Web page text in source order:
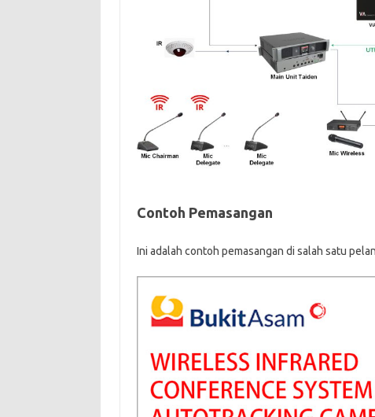
Contoh Pemasangan
Ini adalah contoh pemasangan di salah satu